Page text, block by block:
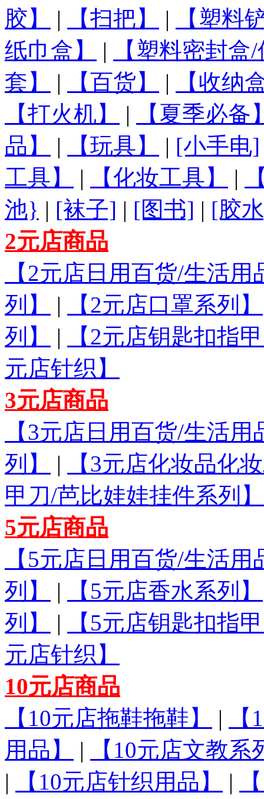
胶】
| 【扫把】 |
【塑料
纸巾盒】
|
【塑料密封盒
套】
| 【百货】 |
【收纳
【打火机】
|
【夏季必备
品】
| 【玩具】 | [小手电]
工具】
| 【化妆工具】 |
池} | [袜子] | [图书] | [胶
2元店商品
【2元店日用百货/生活
列】
| 【2元店口罩系列】
列】
|
【2元店钥匙扣指
元店针织】
3元店商品
【3元店日用百货/生活
列】
|
【3元店化妆品化
甲刀/芭比娃娃挂件系列】
5元店商品
【5元店日用百货/生活
列】
| 【5元店香水系列】
列】
|
【5元店钥匙扣指
元店针织】
10元店商品
【10元店拖鞋拖鞋】
|
用品】
|
【10元店文教系
|
【10元店针织用品】 |